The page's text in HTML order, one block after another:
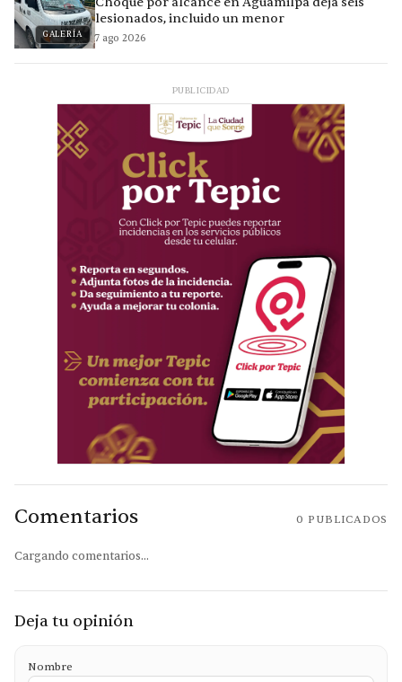
GALERÍA
lesionados, incluido un menor
7 ago 2026
PUBLICIDAD
Comentarios 0 PUBLICADOS
Cargando comentarios...
Deja tu opinión
Nombre